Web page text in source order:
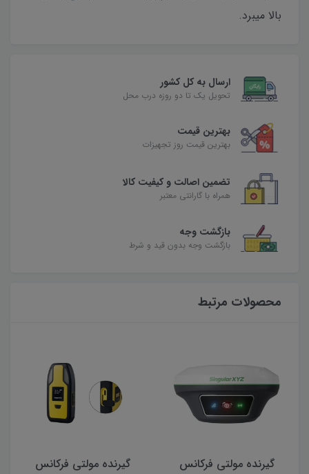
بالا میبرد.
ارسال به کل کشور
تحویل یک تا دو روزه درب محل
بهترین قیمت
بهترین قیمت روز تجهیزات
تضمین اصالت و کیفیت کالا
همراه با گارانتی معتبر
بازگشت وجه
بازگشت وجه بدون قید و شرط
محصولات مرتبط
گیرنده مولتی فرکانس
گیرنده مولتی فرکانس